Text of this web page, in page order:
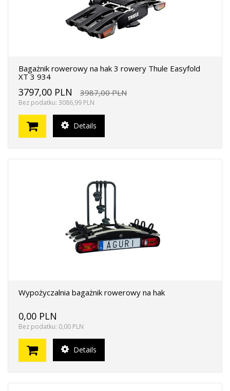
Bagażnik rowerowy na hak 3 rowery Thule Easyfold
XT 3 934
3797,00 PLN 3987,00 PLN
Bez podatku: 3086,99 PLN
Details
Wypożyczalnia bagażnik rowerowy na hak
0,00 PLN
Bez podatku: 0,00 PLN
Details